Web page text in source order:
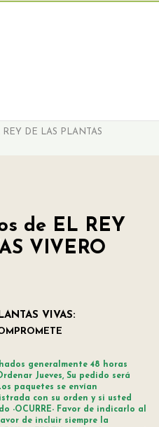
DE LAS PLANTAS
de EL REY
VIVERO
VIVAS:
generalmente 48 horas
Jueves, Su pedido será
paquetes se envían
con su orden y si usted
-OCURRE- Favor de indicarlo al
de incluir siempre la